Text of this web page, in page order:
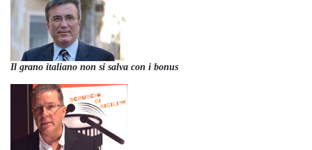
Il grano italiano non si salva con i bonus